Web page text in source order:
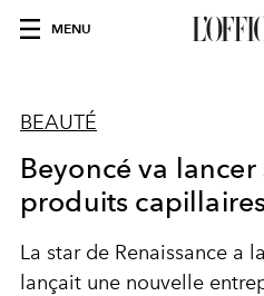
MENU
BEAUTÉ
Beyoncé va
produits
La star de Renaissance a
lançait une nouvelle